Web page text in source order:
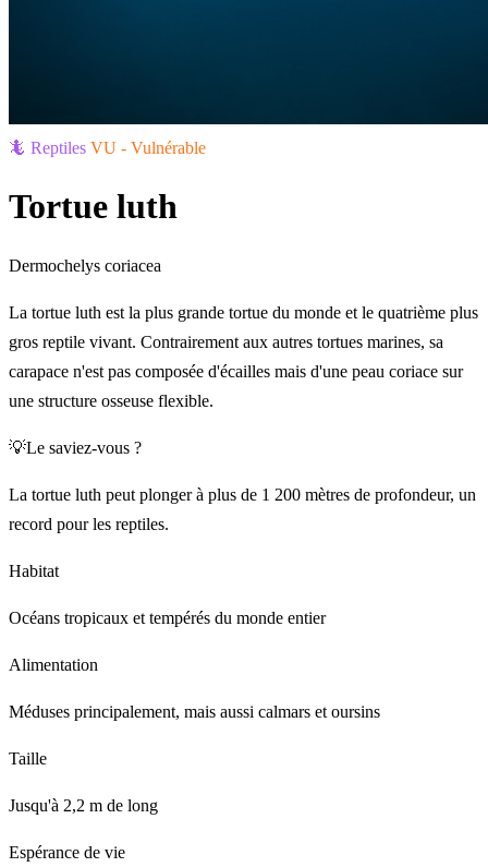
🦎 Reptiles VU - Vulnérable
Tortue luth
Dermochelys coriacea
La tortue luth est la plus grande tortue du monde et le quatrième plus
gros reptile vivant. Contrairement aux autres tortues marines, sa
carapace n'est pas composée d'écailles mais d'une peau coriace sur
une structure osseuse flexible.
💡Le saviez-vous ?
La tortue luth peut plonger à plus de 1 200 mètres de profondeur, un
record pour les reptiles.
Habitat
Océans tropicaux et tempérés du monde entier
Alimentation
Méduses principalement, mais aussi calmars et oursins
Taille
Jusqu'à 2,2 m de long
Espérance de vie